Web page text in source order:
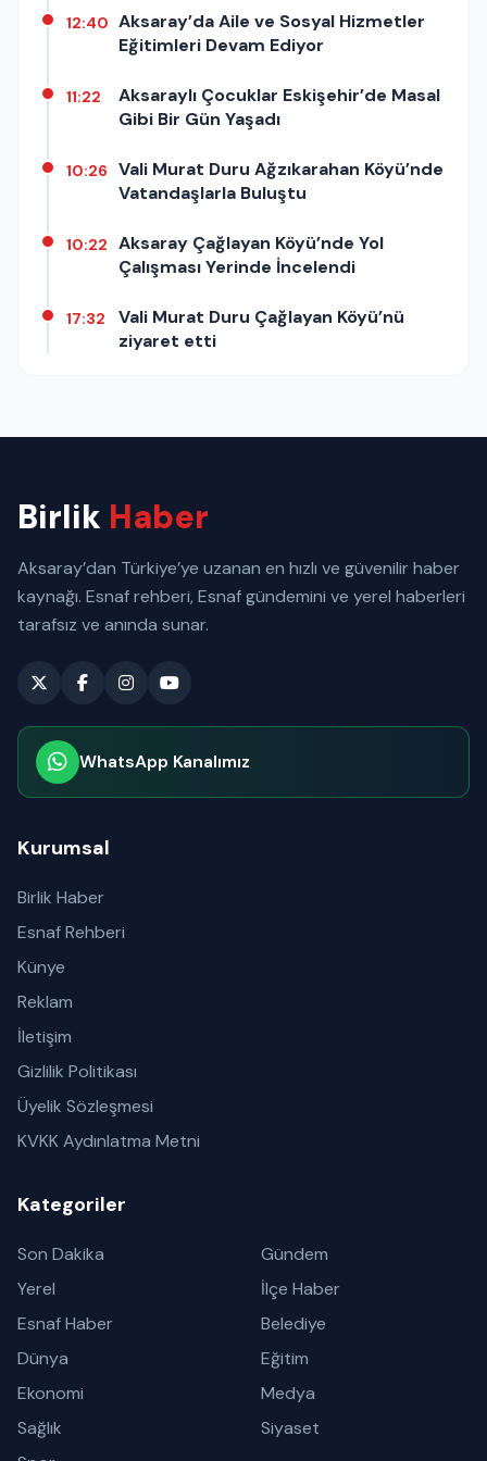
12:40 Aksaray’da Aile ve Sosyal Hizmetler
Eğitimleri Devam Ediyor
11:22
Aksaraylı Çocuklar Eskişehir’de Masal
Gibi Bir Gün Yaşadı
10:26
Vali Murat Duru Ağzıkarahan Köyü’nde
Vatandaşlarla Buluştu
10:22
Aksaray Çağlayan Köyü’nde Yol
Çalışması Yerinde İncelendi
17:32
Vali Murat Duru Çağlayan Köyü’nü
ziyaret etti
Birlik Haber
Aksaray’dan Türkiye’ye uzanan en hızlı ve güvenilir haber
kaynağı. Esnaf rehberi, Esnaf gündemini ve yerel haberleri
tarafsız ve anında sunar.
WhatsApp Kanalımız
Kurumsal
Birlik Haber
Esnaf Rehberi
Künye
Reklam
İletişim
Gizlilik Politikası
Üyelik Sözleşmesi
KVKK Aydınlatma Metni
Kategoriler
Son Dakika
Gündem
Yerel
İlçe Haber
Esnaf Haber
Belediye
Dünya
Eğitim
Ekonomi
Medya
Sağlık
Siyaset